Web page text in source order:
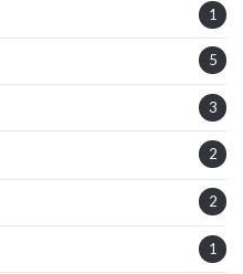
1
5
3
2
2
1